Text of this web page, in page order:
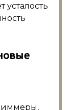
усталость